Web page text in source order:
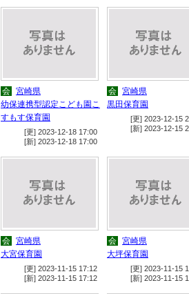
会 宮崎県
幼保連携型認定こども園こ
すもす保育園
[更] 2023-12-18 17:00
[新] 2023-12-18 17:00
会 宮崎県
黒田保育園
[更] 2023-12-15
[新] 2023-12-15
会 宮崎県
大宮保育園
[更] 2023-11-15 17:12
[新] 2023-11-15 17:12
会 宮崎県
大坪保育園
[更] 2023-11-15
[新] 2023-11-15